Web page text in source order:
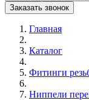
Заказать звонок
Главная
Каталог
Фитинги
Ниппели